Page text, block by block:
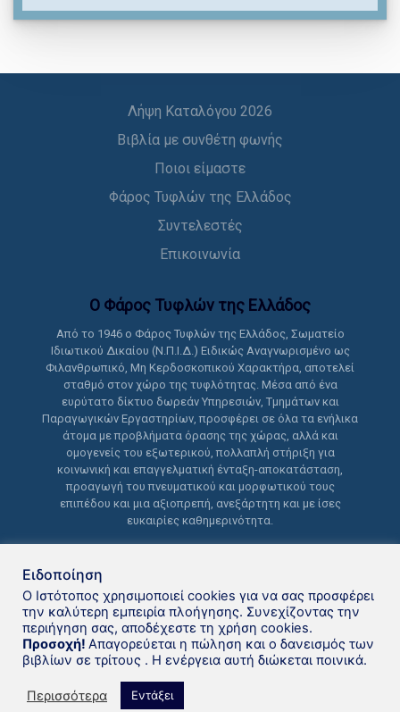
Λήψη Καταλόγου 2026
Βιβλία με συνθέτη φωνής
Ποιοι είμαστε
Φάρος Τυφλών της Ελλάδος
Συντελεστές
Επικοινωνία
Ο Φάρος Τυφλών της Ελλάδoς
Από το 1946 ο Φάρος Τυφλών της Ελλάδος, Σωματείο
Ιδιωτικού Δικαίου (Ν.Π.Ι.Δ.) Ειδικώς Αναγνωρισμένο ως
Φιλανθρωπικό, Μη Κερδοσκοπικού Χαρακτήρα, αποτελεί
σταθμό στον χώρο της τυφλότητας. Μέσα από ένα
ευρύτατο δίκτυο δωρεάν Υπηρεσιών, Τμημάτων και
Παραγωγικών Εργαστηρίων, προσφέρει σε όλα τα ενήλικα
άτομα με προβλήματα όρασης της χώρας, αλλά και
ομογενείς του εξωτερικού, πολλαπλή στήριξη για
κοινωνική και επαγγελματική ένταξη-αποκατάσταση,
προαγωγή του πνευματικού και μορφωτικού τους
επιπέδου και μια αξιοπρεπή, ανεξάρτητη και με ίσες
ευκαιρίες καθημερινότητα.
Δανειστική βιβλιοθήκη Φάρου
Τυφλών της Ελλάδoς © 2021
Ειδοποίηση
Ο Ιστότοπος χρησιμοποιεί cookies για να σας προσφέρει
την καλύτερη εμπειρία πλοήγησης. Συνεχίζοντας την
περιήγηση σας, αποδέχεστε τη χρήση cookies.
Προσοχή! Απαγορεύεται η πώληση και ο δανεισμός των
βιβλίων σε τρίτους . Η ενέργεια αυτή διώκεται ποινικά.
Περισσότερα Εντάξει